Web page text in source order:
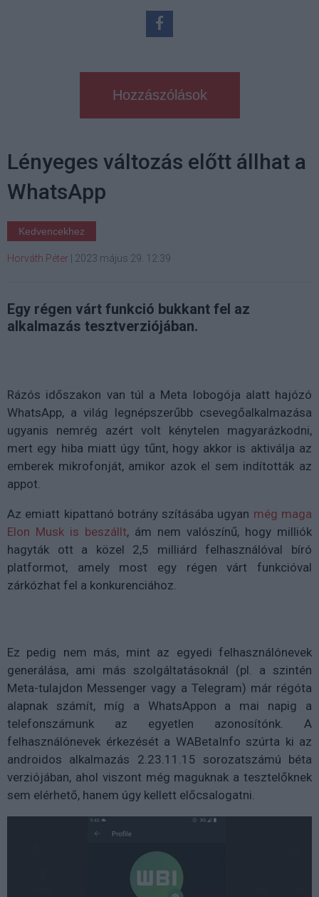
Hozzászólások
Lényeges változás előtt állhat a
WhatsApp
Kedvencekhez
Horváth Péter 2023 május 29. 12:39
Egy régen várt funkció bukkant fel az
alkalmazás tesztverziójában.
Rázós időszakon van túl a Meta lobogója alatt hajózó
WhatsApp, a világ legnépszerűbb csevegőalkalmazása
ugyanis nemrég azért volt kénytelen magyarázkodni,
mert egy hiba miatt úgy tűnt, hogy akkor is aktiválja az
emberek mikrofonját, amikor azok el sem indították az
appot.
Az emiatt kipattanó botrány szításába ugyan még maga
Elon Musk is beszállt, ám nem valószínű, hogy milliók
hagyták ott a közel 2,5 milliárd felhasználóval bíró
platformot, amely most egy régen várt funkcióval
zárkózhat fel a konkurenciához.
Ez pedig nem más, mint az egyedi felhasználónevek
generálása, ami más szolgáltatásoknál (pl. a szintén
Meta-tulajdon Messenger vagy a Telegram) már régóta
alapnak számít, míg a WhatsAppon a mai napig a
telefonszámunk az egyetlen azonosítónk. A
felhasználónevek érkezését a WABetaInfo szúrta ki az
androidos alkalmazás 2.23.11.15 sorozatszámú béta
verziójában, ahol viszont még maguknak a tesztelőknek
sem elérhető, hanem úgy kellett előcsalogatni.